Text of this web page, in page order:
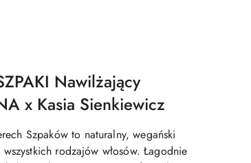
Nawilżający
x Kasia Sienkiewicz
Szpaków to naturalny, wegański
rodzajów włosów. Łagodnie